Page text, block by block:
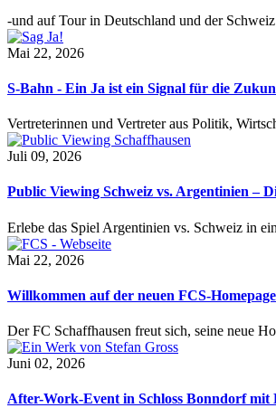
-und auf Tour in Deutschland und der
Mai 22, 2026
S-Bahn - Ein Ja ist ein Signal für die
Vertreterinnen und Vertreter aus Politik,
Juli 09, 2026
Public Viewing Schweiz vs. Argentinien –
Erlebe das Spiel Argentinien vs. Schweiz in
Mai 22, 2026
Willkommen auf der neuen FCS-Homepage
Der FC Schaffhausen freut sich, seine neue
Juni 02, 2026
After-Work-Event in Schloss Bonndorf